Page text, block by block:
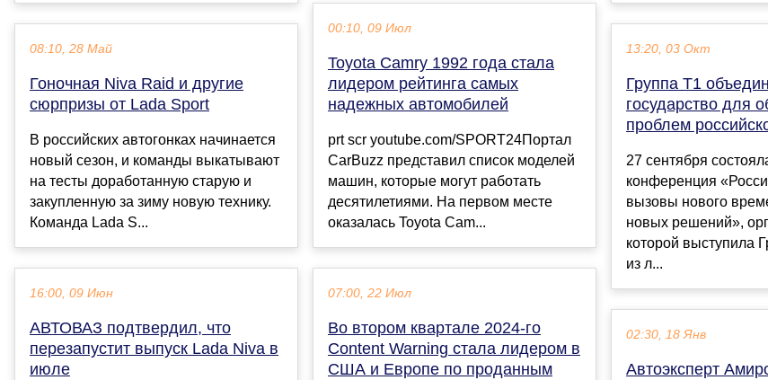
08:10, 28 Май
Гоночная Niva Raid и другие
сюрпризы от Lada Sport
В российских автогонках начинается
новый сезон, и команды выкатывают
на тесты доработанную старую и
закупленную за зиму новую технику.
Команда Lada S...
16:00, 09 Июн
АВТОВАЗ подтвердил, что
перезапустит выпуск Lada Niva в
июле
00:10, 09 Июл
Toyota Camry 1992 года стала
лидером рейтинга самых
надежных автомобилей
prt scr youtube.com/SPORT24Портал
CarBuzz представил список моделей
машин, которые могут работать
десятилетиями. На первом месте
оказалась Toyota Cam...
07:00, 22 Июл
Во втором квартале 2024-го
Content Warning стала лидером в
США и Европе по проданным
13:20, 03 Окт
Группа Т1
государство для
проблем
27 сентября
конференция
вызовы нового
новых решений»,
которой выступила
из л...
02:30, 18 Янв
Автоэксперт